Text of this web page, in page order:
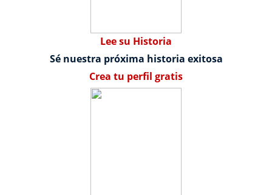
Lee su Historia
Sé nuestra próxima historia exitosa
Crea tu perfil gratis